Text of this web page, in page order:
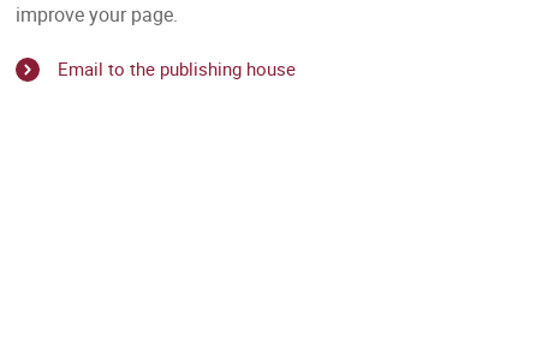
improve your page.
Email to the publishing house